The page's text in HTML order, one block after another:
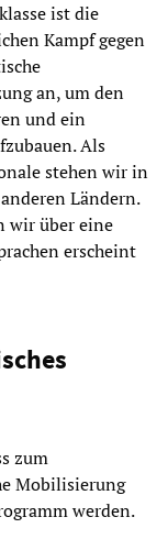
ist die
Kampf gegen
an, um den
und ein
Als
stehen wir in
Ländern.
wir über eine
erscheint
zum
Mobilisierung
werden.